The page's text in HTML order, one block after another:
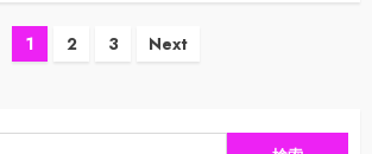
投
の
1 2 3 Next